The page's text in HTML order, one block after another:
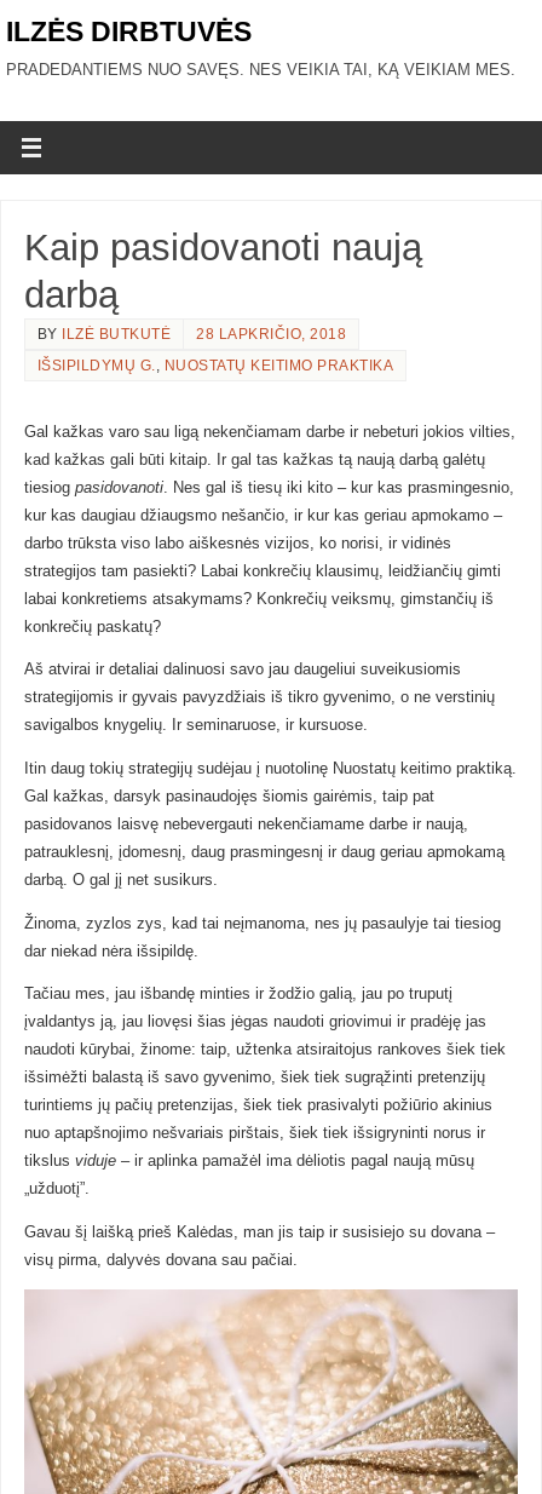
ILZĖS DIRBTUVĖS
PRADEDANTIEMS NUO SAVĘS. NES VEIKIA TAI, KĄ VEIKIAM MES.
Kaip pasidovanoti naują
darbą
BY ILZĖ BUTKUTĖ
28 LAPKRIČIO, 2018
IŠSIPILDYMŲ G., NUOSTATŲ KEITIMO PRAKTIKA
Gal kažkas varo sau ligą nekenčiamam darbe ir nebeturi jokios vilties,
kad kažkas gali būti kitaip. Ir gal tas kažkas tą naują darbą galėtų
tiesiog pasidovanoti. Nes gal iš tiesų iki kito – kur kas prasmingesnio,
kur kas daugiau džiaugsmo nešančio, ir kur kas geriau apmokamo –
darbo trūksta viso labo aiškesnės vizijos, ko norisi, ir vidinės
strategijos tam pasiekti? Labai konkrečių klausimų, leidžiančių gimti
labai konkretiems atsakymams? Konkrečių veiksmų, gimstančių iš
konkrečių paskatų?
Aš atvirai ir detaliai dalinuosi savo jau daugeliui suveikusiomis
strategijomis ir gyvais pavyzdžiais iš tikro gyvenimo, o ne verstinių
savigalbos knygelių. Ir seminaruose, ir kursuose.
Itin daug tokių strategijų sudėjau į nuotolinę Nuostatų keitimo praktiką.
Gal kažkas, darsyk pasinaudojęs šiomis gairėmis, taip pat
pasidovanos laisvę nebevergauti nekenčiamame darbe ir naują,
patrauklesnį, įdomesnį, daug prasmingesnį ir daug geriau apmokamą
darbą. O gal jį net susikurs.
Žinoma, zyzlos zys, kad tai neįmanoma, nes jų pasaulyje tai tiesiog
dar niekad nėra išsipildę.
Tačiau mes, jau išbandę minties ir žodžio galią, jau po truputį
įvaldantys ją, jau liovęsi šias jėgas naudoti griovimui ir pradėję jas
naudoti kūrybai, žinome: taip, užtenka atsiraitojus rankoves šiek tiek
išsimėžti balastą iš savo gyvenimo, šiek tiek sugrąžinti pretenzijų
turintiems jų pačių pretenzijas, šiek tiek prasivalyti požiūrio akinius
nuo aptapšnojimo nešvariais pirštais, šiek tiek išsigryninti norus ir
tikslus viduje– ir aplinka pamažėl ima dėliotis pagal naują mūsų
„užduotį”.
Gavau šį laišką prieš Kalėdas, man jis taip ir susisiejo su dovana –
visų pirma, dalyvės dovana sau pačiai.